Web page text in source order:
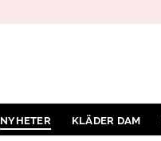
NYHETER KLÄDER DAM